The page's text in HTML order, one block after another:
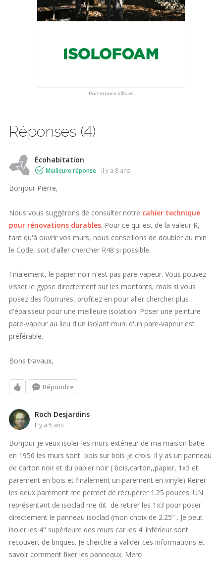
Partenaire officiel
Réponses (4)
Écohabitation
Meilleure réponse il y a 8 ans
Bonjour Pierre,
Nous vous suggérons de consulter notre cahier technique
pour rénovations durables. Pour ce qui est de la valeur R,
tant qu'à ouvrir vos murs, nous conseillons de doubler au min
le Code, soit d'aller chercher R48 si possible.
Finalement, le papier noir n'est pas pare-vapeur. Vous pouvez
visser le gypse directement sur les montants, mais si vous
posez des fourrures, profitez en pour aller chercher plus
d'épaisseur pour une meilleure isolation. Poser une peinture
pare-vapeur au lieu d'un isolant muni d'un pare-vapeur est
préférable.
Bons travaux,
Répondre
Roch Desjardins
il y a 5 ans
Bonjour je veux isoler les murs extérieur de ma maison batie
en 1956 les murs sont bois sur bois je crois. Il y as un panneau
de carton noir et du papier noir ( bois,carton,,papier, 1x3 et
parement en bois et finalement un parement en vinyle) Reirer
les deux parement me permet de récupérer 1.25 pouces. UN
représentant de isoclad me dit de retirer les 1x3 pour poser
directement le panneau isoclad (mon choix de 2.25" . Je peut
isoler les 4" supérieure des murs car les 4' inférieur sont
recouvert de briques. Je cherche à valider ces informations et
savoir comment fixer les panneaux. Merci